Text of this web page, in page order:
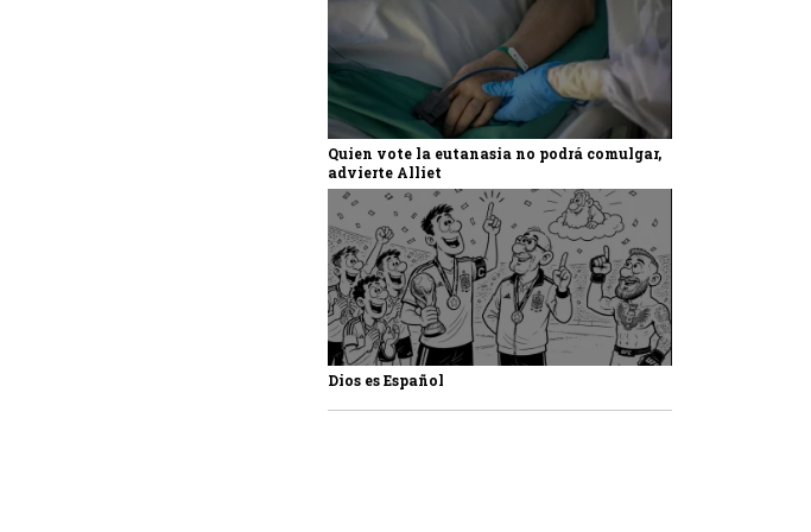
Quien vote la eutanasia no podrá comulgar,
advierte Alliet
Dios es Español